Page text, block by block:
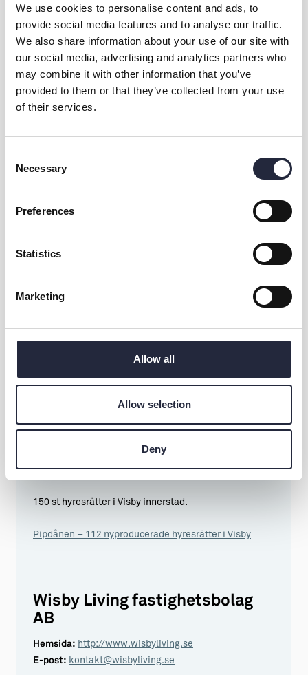
We use cookies to personalise content and ads, to
provide social media features and to analyse our traffic.
We also share information about your use of our site with
our social media, advertising and analytics partners who
may combine it with other information that you’ve
provided to them or that they’ve collected from your use
of their services.
Selection
Necessary
Preferences
Statistics
Marketing
Allow all
Allow selection
Deny
pavikenfastigheter@telia.com
Fem fina och moderna lägenheter i Tofta. Uthyres på
Hemsida:
E-post:ninna.sjo@outlook.com
Lägenheter i Roma och Visby
Tino Goetze Fastigheter
E-post:tino@juristcenter.se
150 st hyresrätter i Visby innerstad.
Pipdånen – 112 nyproducerade hyresrätter i Visby
Wisby Living fastighetsbolag
AB
Hemsida: http://www.wisbyliving.se
E-post: kontakt@wisbyliving.se